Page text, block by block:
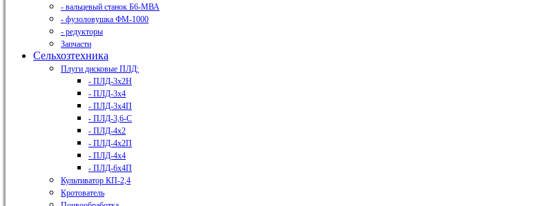
- вальцевый станок Б6-МВА
- фузоловушка ФМ-1000
- редукторы
Запчасти
Сельхозтехника
Плуги дисковые ПЛД:
- ПЛД-3х2H
- ПЛД-3х4
- ПЛД-3х4П
- ПЛД-3,6-С
- ПЛД-4х2
- ПЛД-4х2П
- ПЛД-4х4
- ПЛД-6х4П
Культиватор КП-2,4
Кротователь